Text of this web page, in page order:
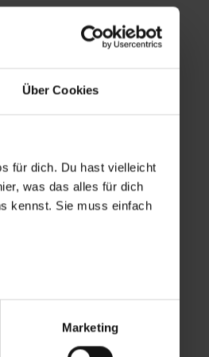
Über Cookies
für dich. Du hast vielleicht
was das alles für dich
kennst. Sie muss einfach
bei Benutzung der
zu analysieren
soziale Medien, Werbung
Marketing